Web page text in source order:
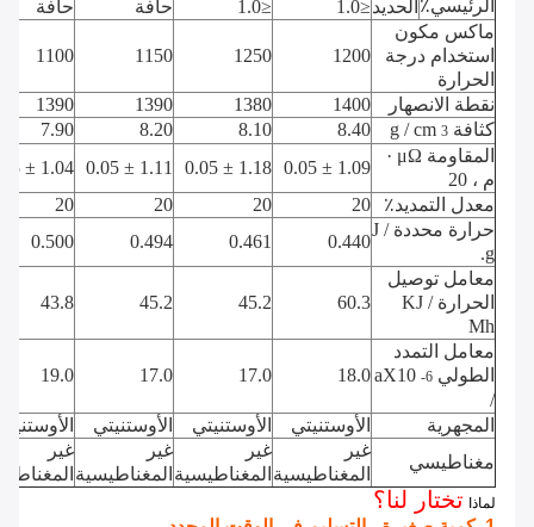
الرئيسي٪ الحديد≤1.0
≤1.0 حافة
حافة
ماكس مكون
استخدام درجة
الحرارة
1200
1250
1150
1100
نقطة الانصهار 1400
1380
1390
1390
كثافة g / cm 3
8.40
8.10
8.20
7.90
المقاومة μΩ ·
م ، 20
1.09 ± 0.05
1.18 ± 0.05
1.11 ± 0.05
1.04 ± 0.05
معدل التمديد٪
20
20
20
20
حرارة محددة J /
g.
0.440
0.461
0.494
0.500
معامل توصيل
الحرارة KJ /
Mh
60.3
45.2
45.2
43.8
معامل التمدد
الطولي aX10 -6
/
18.0
17.0
17.0
19.0
المجهرية الأوستنيتي الأوستنيتي الأوستنيتي
مغناطيسي
غير
المغناطيسية
غير
المغناطيسية
غير
المغناطيسية
غير
لماذا تختار لنا؟